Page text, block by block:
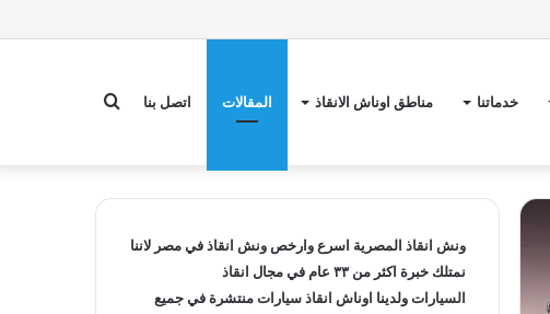
خدماتنا مناطق اوناش الانقاذ المقالات اتصل بنا
ونش انقاذ المصرية اسرع وارخصونش انقاذفي مصر لاننا
نمتلك خبرة اكثر من ٣٣ عام في مجال
انقاذ
السياراتولدينا اوناش انقاذ سياراتمنتشرة في جميع